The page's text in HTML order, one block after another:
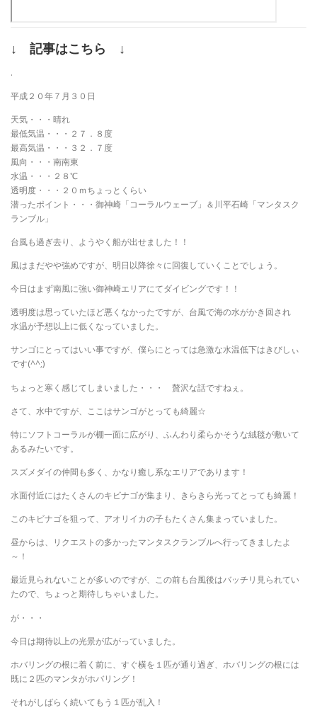
↓ 記事はこちら ↓
.
平成２０年７月３０日
天気・・・晴れ
最低気温・・・２７．８度
最高気温・・・３２．７度
風向・・・南南東
水温・・・２８℃
透明度・・・２０ｍちょっとくらい
潜ったポイント・・・御神崎「コーラルウェーブ」＆川平石崎「マンタスク
ランブル」
台風も過ぎ去り、ようやく船が出せました！！
風はまだやや強めですが、明日以降徐々に回復していくことでしょう。
今日はまず南風に強い御神崎エリアにてダイビングです！！
透明度は思っていたほど悪くなかったですが、台風で海の水がかき回され
水温が予想以上に低くなっていました。
サンゴにとってはいい事ですが、僕らにとっては急激な水温低下はきびしぃ
です(^^;)
ちょっと寒く感じてしまいました・・・ 贅沢な話ですねぇ。
さて、水中ですが、ここはサンゴがとっても綺麗☆
特にソフトコーラルが棚一面に広がり、ふんわり柔らかそうな絨毯が敷いて
あるみたいです。
スズメダイの仲間も多く、かなり癒し系なエリアであります！
水面付近にはたくさんのキビナゴが集まり、きらきら光ってとっても綺麗！
このキビナゴを狙って、アオリイカの子もたくさん集まっていました。
昼からは、リクエストの多かったマンタスクランブルへ行ってきましたよ
～！
最近見られないことが多いのですが、この前も台風後はバッチリ見られてい
たので、ちょっと期待しちゃいました。
が・・・
今日は期待以上の光景が広がっていました。
ホバリングの根に着く前に、すぐ横を１匹が通り過ぎ、ホバリングの根には
既に２匹のマンタがホバリング！
それがしばらく続いてもう１匹が乱入！